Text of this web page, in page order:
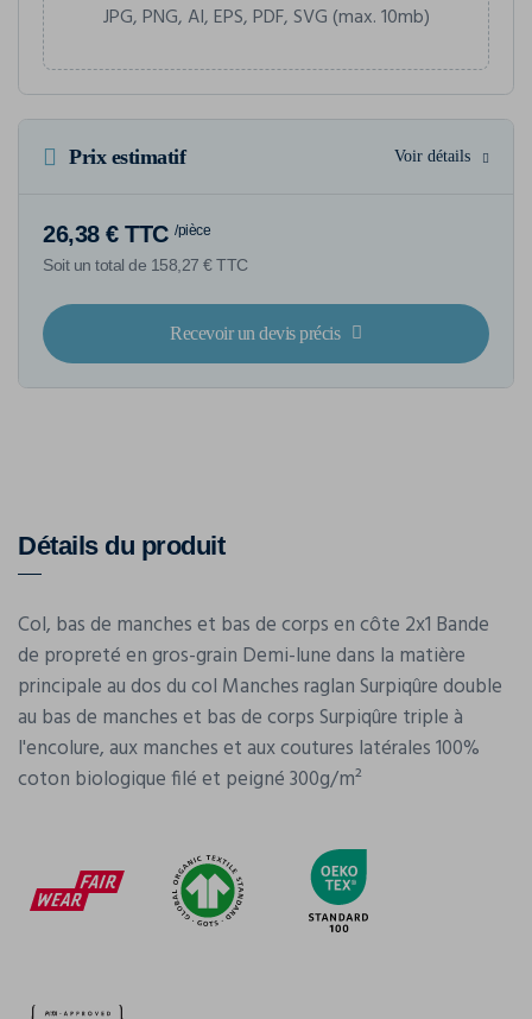
JPG, PNG, AI, EPS, PDF, SVG (max. 10mb)
Prix estimatif Voir détails
26,38 € TTC /pièce
Soit un total de 158,27 € TTC
Recevoir un devis précis
Détails du produit
Col, bas de manches et bas de corps en côte 2x1 Bande
de propreté en gros-grain Demi-lune dans la matière
principale au dos du col Manches raglan Surpiqûre double
au bas de manches et bas de corps Surpiqûre triple à
l'encolure, aux manches et aux coutures latérales 100%
coton biologique filé et peigné 300g/m²